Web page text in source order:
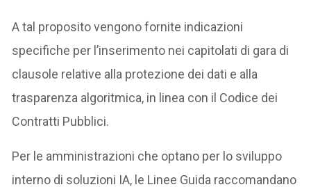
A tal proposito vengono fornite indicazioni
specifiche per l’inserimento nei capitolati di gara di
clausole relative alla protezione dei dati e alla
trasparenza algoritmica, in linea con il Codice dei
Contratti Pubblici.
Per le amministrazioni che optano per lo sviluppo
interno di soluzioni IA, le Linee Guida raccomandano